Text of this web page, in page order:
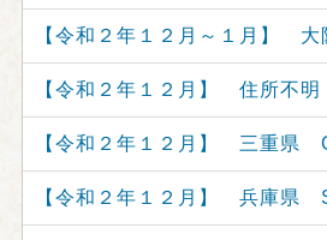
【令和２年１２月～１月】
【令和２年１２月】 住所不
【令和２年１２月】 三重県
【令和２年１２月】 兵庫県